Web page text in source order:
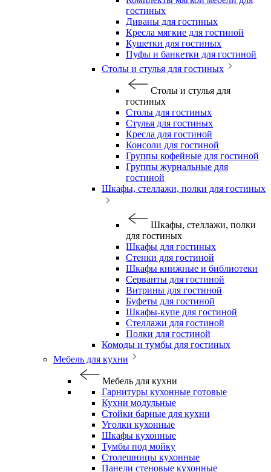
гостиных
Диваны для гостиных
Кресла мягкие для гостиной
Кушетки для гостиных
Пуфы и банкетки для гостиной
Столы и стулья для гостиных
Столы и стулья для
гостиных
Столы для гостиных
Стулья для гостиных
Кресла для гостиной
Консоли для гостиной
Группы кофейные для гостиной
Группы журнальные для
гостиной
Шкафы, стеллажи, полки для гостиных
Шкафы, стеллажи, полки
для гостиных
Шкафы для гостиных
Стенки для гостиной
Шкафы книжные и библиотеки
Серванты для гостиной
Витрины для гостиной
Буфеты для гостиной
Шкафы-купе для гостиной
Стеллажи для гостиной
Полки для гостиной
Комоды и тумбы для гостиных
Мебель для кухни
Мебель для кухни
Гарнитуры кухонные готовые
Кухни модульные
Стойки барные для кухни
Уголки кухонные
Шкафы кухонные
Тумбы под мойку
Столешницы кухонные
Панели стеновые кухонные